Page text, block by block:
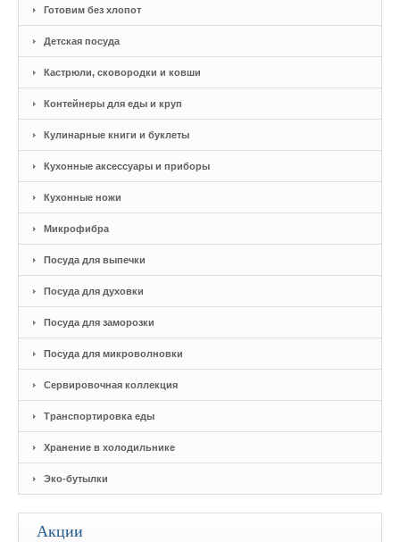
Готовим без хлопот
Детская посуда
Кастрюли, сковородки и ковши
Контейнеры для еды и круп
Кулинарные книги и буклеты
Кухонные аксессуары и приборы
Кухонные ножи
Микрофибра
Посуда для выпечки
Посуда для духовки
Посуда для заморозки
Посуда для микроволновки
Сервировочная коллекция
Транспортировка еды
Хранение в холодильнике
Эко-бутылки
Акции